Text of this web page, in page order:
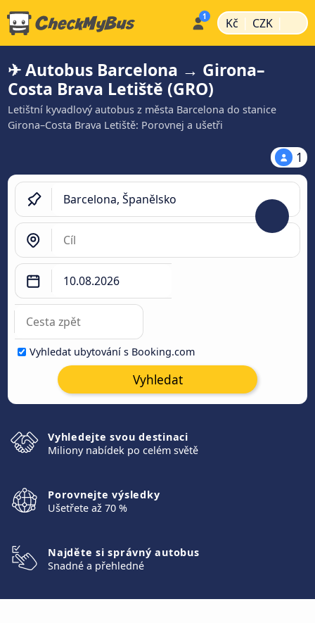
Kč | CZK |
✈ Autobus Barcelona → Girona–
Costa Brava Letiště (GRO)
Letištní kyvadlový autobus z města Barcelona do stanice
Girona–Costa Brava Letiště: Porovnej a ušetři
1
Vyhledat ubytování s Booking.com
Vyhledat
Vyhledejte svou destinaci
Miliony nabídek po celém světě
Porovnejte výsledky
Ušetřete až 70 %
Najděte si správný autobus
Snadné a přehledné